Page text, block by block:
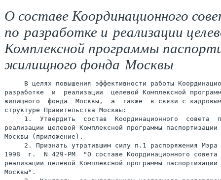
О составе Координационного
по разработке и реализации
Комплексной программы
жилищного фонда Москвы
В целях повышения эффективности работы
разработке  и  реализации  целевой Комплексной
жилищного  фонда  Москвы,  а  также  в связи с
структуре Правительства Москвы:
1.  Утвердить  состав  Координационного  совета
реализации целевой Комплексной программы
Москвы (приложение).
2. Признать утратившим силу п.1 распоряжения Мэра
1998  г.  N 429-РМ  "О составе Координационного совета
реализации целевой Комплексной программы
Москвы".